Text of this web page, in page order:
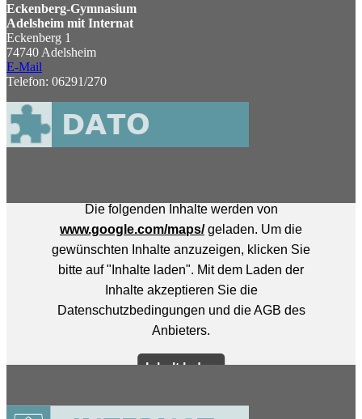
Eckenberg-Gymnasium
Adelsheim mit Internat
Eckenberg 1
74740 Adelsheim
E-Mail
Telefon: 06291/270